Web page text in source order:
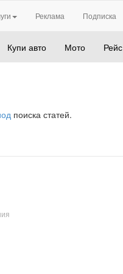
Реклама Подписка
Купи авто Мото Рейс
поиска статей.